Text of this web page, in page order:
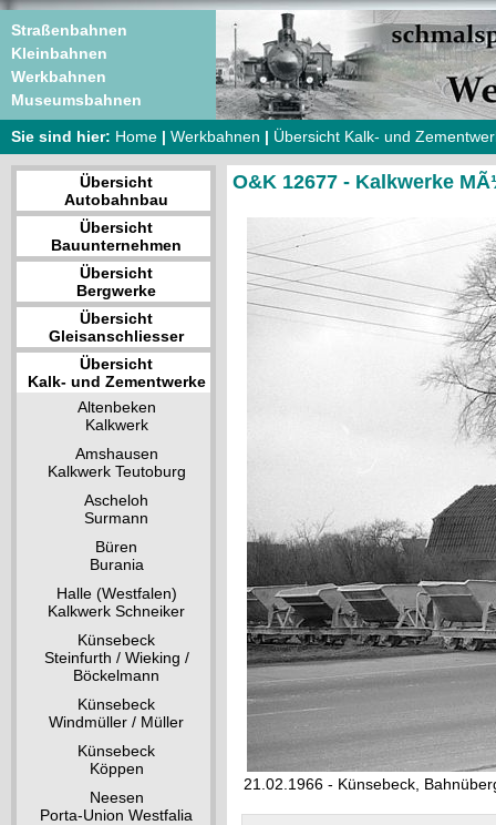
Straßenbahnen
Kleinbahnen
Werkbahnen
Museumsbahnen
Sie sind hier: Home | Werkbahnen | Übersicht Kalk- und
Übersicht
Autobahnbau
Übersicht
Bauunternehmen
Übersicht
Bergwerke
Übersicht
Gleisanschliesser
Übersicht
Kalk- und Zementwerke
Altenbeken
Kalkwerk
Amshausen
Kalkwerk Teutoburg
Ascheloh
Surmann
Büren
Burania
Halle (Westfalen)
Kalkwerk Schneiker
Künsebeck
Steinfurth / Wieking /
Böckelmann
Künsebeck
Windmüller / Müller
Künsebeck
Köppen
Neesen
Porta-Union Westfalia
O&K 12677 - Kalkwerke
21.02.1966 - Künsebeck,